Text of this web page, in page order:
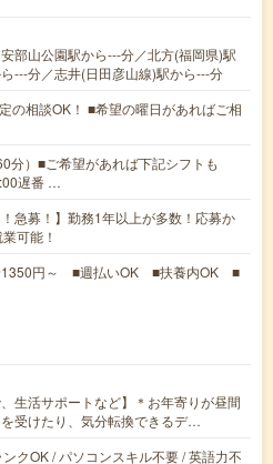
部山公園駅から---分／北方(福岡県)駅
---分／志井(日田彦山線)駅から---分
の相談OK！ ■希望の曜日があればご相
分）■ご希望があれば下記シフトも
遅番 …
！急募！】勤務1年以上が多数！応募か
可能！
1350円～ ■週払いOK ■扶養内OK ■
、生活サポートなど】＊お年寄りが昼間
受けたり、気分転換できるデ…
クOK / パソコンスキル不要 / 英語力不